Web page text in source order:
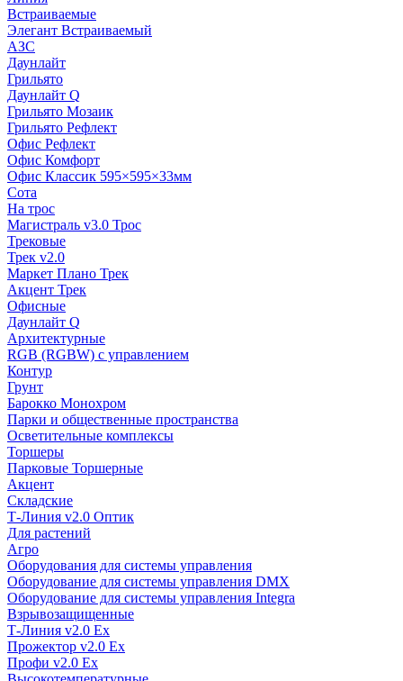
Встраиваемые
Элегант Встраиваемый
АЗС
Даунлайт
Грильято
Даунлайт Q
Грильято Мозаик
Грильято Рефлект
Офис Рефлект
Офис Комфорт
Офис Классик 595×595×33мм
Сота
На трос
Магистраль v3.0 Трос
Трековые
Трек v2.0
Маркет Плано Трек
Акцент Трек
Офисные
Даунлайт Q
Архитектурные
RGB (RGBW) с управлением
Контур
Грунт
Барокко Монохром
Парки и общественные пространства
Осветительные комплексы
Торшеры
Парковые Торшерные
Акцент
Складские
Т-Линия v2.0 Оптик
Для растений
Агро
Оборудования для системы управления
Оборудование для системы управления DMX
Оборудование для системы управления Integra
Взрывозащищенные
Т-Линия v2.0 Ex
Прожектор v2.0 Ex
Профи v2.0 Ex